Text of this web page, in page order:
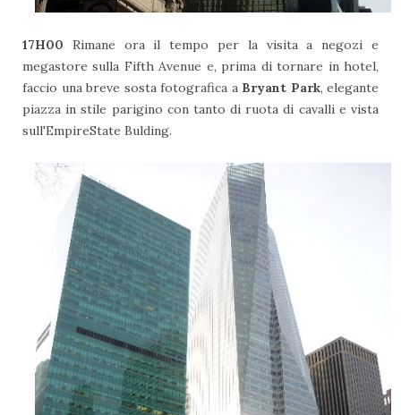
17H00 Rimane ora il tempo per la visita a negozi e
megastore sulla Fifth Avenue e, prima di tornare in hotel,
faccio una breve sosta fotografica a Bryant Park, elegante
piazza in stile parigino con tanto di ruota di cavalli e vista
sull'EmpireState Bulding.